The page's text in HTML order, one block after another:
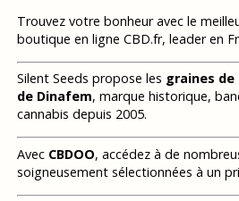
Trouvez votre bonheur avec le
boutique en ligne CBD.fr, leader en
Silent Seeds propose les graines
de Dinafem, marque historique,
cannabis depuis 2005.
Avec CBDOO, accédez à de
soigneusement sélectionnées à un